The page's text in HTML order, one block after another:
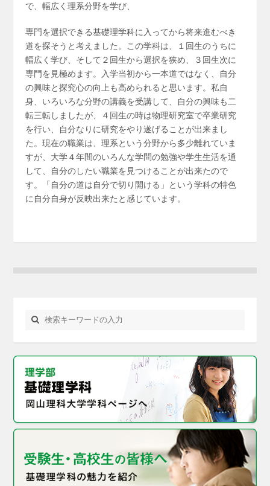
で、幅広く理系分野を学び、
専門を選択できる基礎理学科に入ってから将来進むべき
道を探そうと考えました。この学科は、１回生のうちに
幅広く学び、そして２回生から選択を狭め、３回生次に
専門を見極めます。入学当初から一本道ではなく、自分
の興味と探究心の向上も高められると思います。私自
身、いろいろな分野の講義を受講して、自分の興味も二
転三転しましたが、４回生の時は物理研究室で卒業研究
を行い、自分なりに研究をやり遂げることが出来まし
た。現在の職業は、理系という分野から多少離れていま
すが、大学４年間のいろんな学問の勉強や学生生活を通
して、自分のしたい職業を見つけることが出来たので
す。「自分の道は自分で切り開ける」という学科の特色
に自分自身が反映出来たと感じています。